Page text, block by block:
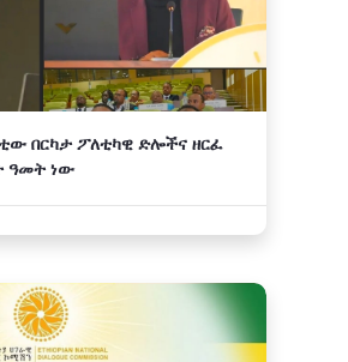
በርካታ ፖለቲካዊ ድሎችና ዘርፈ
ዓመት ነው